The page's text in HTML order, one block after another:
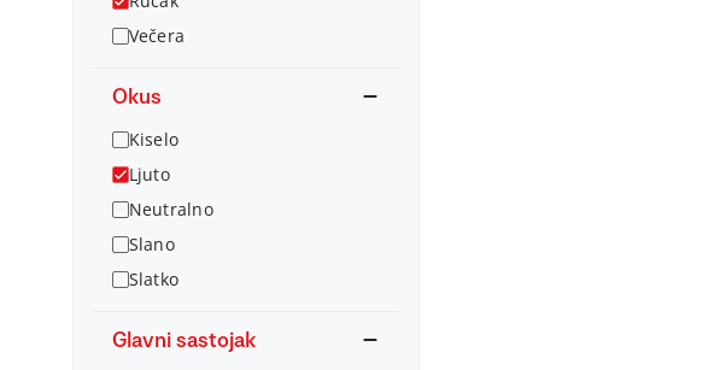
Večera
Okus
Kiselo
Ljuto
Neutralno
Slano
Slatko
Glavni sastojak